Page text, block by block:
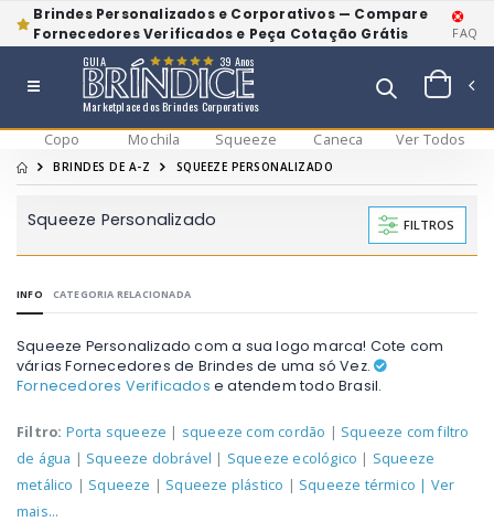
Brindes Personalizados e Corporativos — Compare
Fornecedores Verificados e Peça Cotação Grátis
FAQ
Marketplace dos Brindes Corporativos
GUIA 39 Anos
Copo Mochila Squeeze Caneca Ver Todos
BRINDES DE A-Z SQUEEZE PERSONALIZADO
Squeeze Personalizado FILTROS
INFO CATEGORIA RELACIONADA
Squeeze Personalizado com a sua logo marca! Cote com
várias Fornecedores de Brindes de uma só Vez.
Fornecedores Verificados e atendem todo Brasil.
Filtro: Porta squeeze | squeeze com cordão | Squeeze com filtro
de água | Squeeze dobrável | Squeeze ecológico | Squeeze
metálico | Squeeze | Squeeze plástico | Squeeze térmico | Ver
mais...